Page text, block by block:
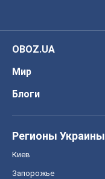
OBOZ.UA
Мир
Блоги
Регионы Украины
Киев
Запорожье